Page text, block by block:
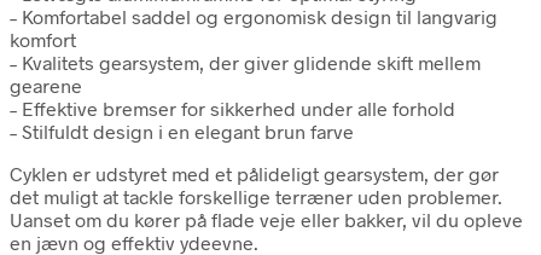
– Komfortabel saddel og ergonomisk design til langvarig
komfort
– Kvalitets gearsystem, der giver glidende skift mellem
gearene
– Effektive bremser for sikkerhed under alle forhold
– Stilfuldt design i en elegant brun farve
Cyklen er udstyret med et pålideligt gearsystem, der gør
det muligt at tackle forskellige terræner uden problemer.
Uanset om du kører på flade veje eller bakker, vil du opleve
en jævn og effektiv ydeevne.